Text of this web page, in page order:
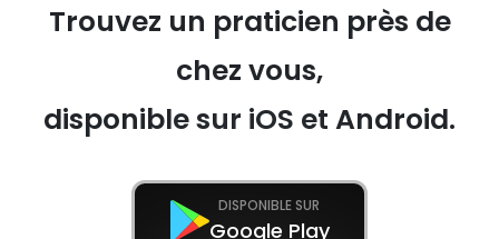
Trouvez un praticien près de
chez vous,
disponible sur iOS et Android.
DISPONIBLE SUR
Google Play